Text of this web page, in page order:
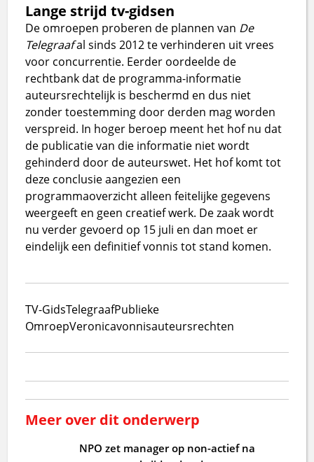
Lange strijd tv-gidsen
De omroepen proberen de plannen van De
Telegraafal sinds 2012 te verhinderen uit vrees
voor concurrentie. Eerder oordeelde de
rechtbank dat de programma-informatie
auteursrechtelijk is beschermd en dus niet
zonder toestemming door derden mag worden
verspreid. In hoger beroep meent het hof nu dat
de publicatie van die informatie niet wordt
gehinderd door de auteurswet. Het hof komt tot
deze conclusie aangezien een
programmaoverzicht alleen feitelijke gegevens
weergeeft en geen creatief werk. De zaak wordt
nu verder gevoerd op 15 juli en dan moet er
eindelijk een definitief vonnis tot stand komen.
TV-GidsTelegraafPublieke
OmroepVeronicavonnisauteursrechten
Meer over dit onderwerp
NPO zet manager op non-actief na